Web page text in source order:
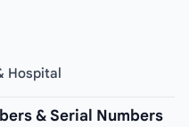
Hospital
& Serial Numbers